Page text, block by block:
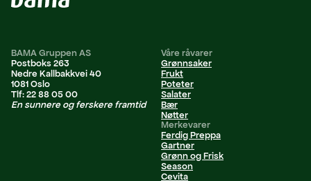
BAMA Gruppen AS
Postboks 263
Nedre Kallbakkvei 40
1081 Oslo
Tlf: 22 88 05 00
En sunnere og ferskere framtid
Våre råvarer
Grønnsaker
Frukt
Poteter
Salater
Bær
Nøtter
Merkevarer
Ferdig Preppa
Gartner
Grønn og Frisk
Season
Cevita